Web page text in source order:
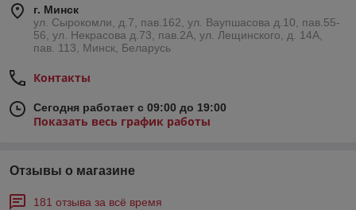
г. Минск
ул. Сырокомли, д.7, пав.162, ул. Ваупшасова д.10, пав.55-
56, ул. Некрасова д.73, пав.2А, ул. Лещинского, д. 14А,
пав. 113, Минск, Беларусь
Контакты
Сегодня работает с 09:00 до 19:00
Показать весь график работы
Отзывы о магазине
181 отзыва за всё время